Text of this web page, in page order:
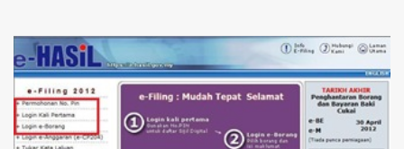
十六个人 。 这次是七个人 （ 包括我 ）但。。。对我来说 ， 这次是
最困难的一次 。 为什么？？？？ 看看相片先 。